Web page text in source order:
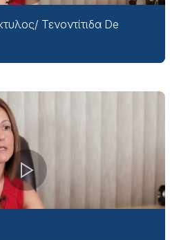
Τενοντίτιδα De